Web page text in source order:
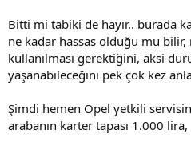
Bitti mi tabiki de hayır.. burada
ne kadar hassas olduğu mu
kullanılması gerektiğini, aksi
yaşanabileceğini pek çok kez
Şimdi hemen Opel yetkili
arabanın karter tapası 1.000 lira,